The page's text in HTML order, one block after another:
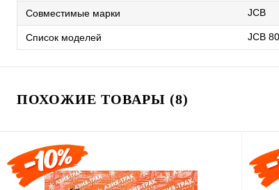
Совместимые марки JCB
Список моделей JCB
ПОХОЖИЕ ТОВАРЫ (8)